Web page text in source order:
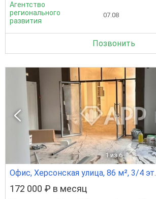
Агентство
регионального
развития
07.08
Позвонить
1 из 6
Офис, Херсонская улица, 86 м², 3/4 эт.
172 000 ₽ в месяц